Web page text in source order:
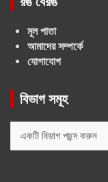
মূল পাতা
আমাদের সম্পর্কে
যোগাযোগ
বিভাগ সমূহ